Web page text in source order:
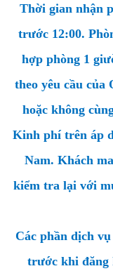
Thời gian nhận
trước 12:00.
hợp phòng 1
theo yêu cầu của
hoặc không
Kinh phí trên áp
Nam. Khách
kiểm tra lại với
Các phần dịch
trước khi đăng